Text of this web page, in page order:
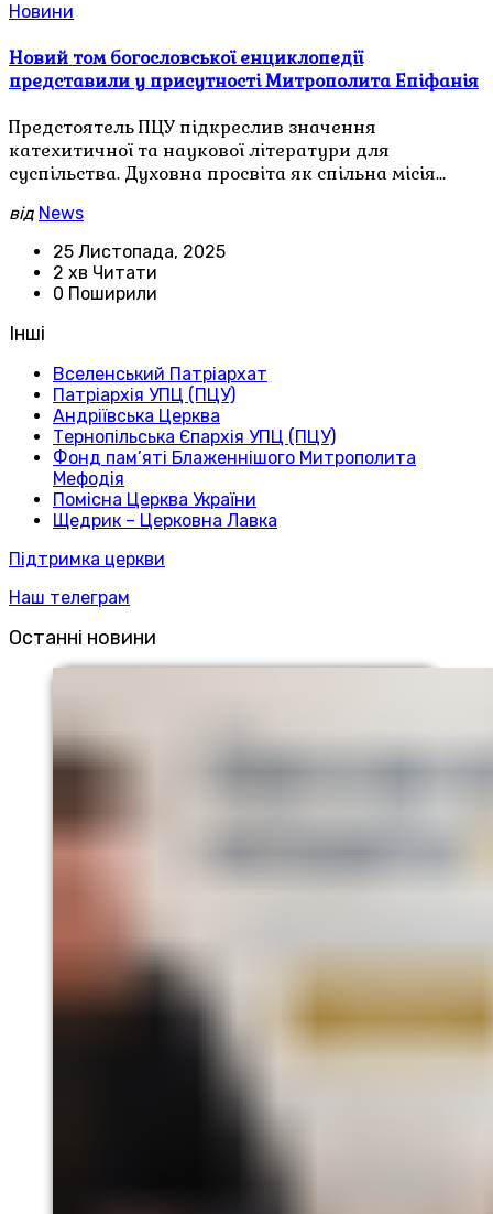
Новини
Новий том богословської енциклопедії
представили у присутності Митрополита Епіфанія
Предстоятель ПЦУ підкреслив значення
катехитичної та наукової літератури для
суспільства. Духовна просвіта як спільна місія…
від News
25 Листопада, 2025
2 хв Читати
0 Поширили
Інші
Вселенський Патріархат
Патріархія УПЦ (ПЦУ)
Андріївська Церква
Тернопільська Єпархія УПЦ (ПЦУ)
Фонд пам’яті Блаженнішого Митрополита
Мефодія
Помісна Церква України
Щедрик – Церковна Лавка
Підтримка церкви
Наш телеграм
Останні новини